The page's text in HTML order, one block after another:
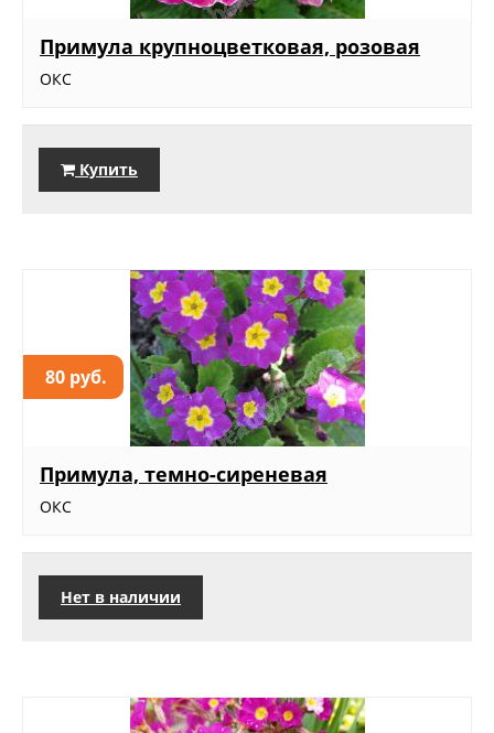
Примула крупноцветковая, розовая
ОКС
Купить
80 руб.
Примула, темно-сиреневая
ОКС
Нет в наличии